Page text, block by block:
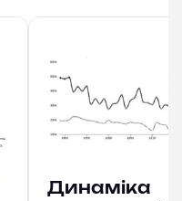
Динаміка